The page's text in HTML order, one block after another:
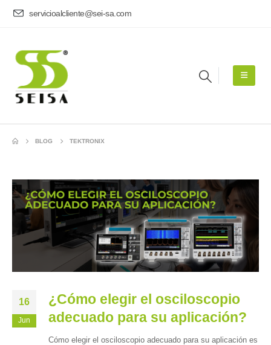
servicioalcliente@sei-sa.com
BLOG TEKTRONIX
16
Jun
¿Cómo elegir el osciloscopio
adecuado para su aplicación?
Cómo elegir el osciloscopio adecuado para su aplicación es